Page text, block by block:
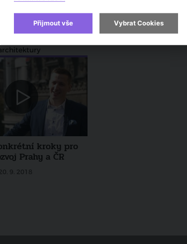
2019 Článek / 3. 1. 2019
kroky pro
Prahy a ČR
9. 2018
Přijmout vše Vybrat Cookies